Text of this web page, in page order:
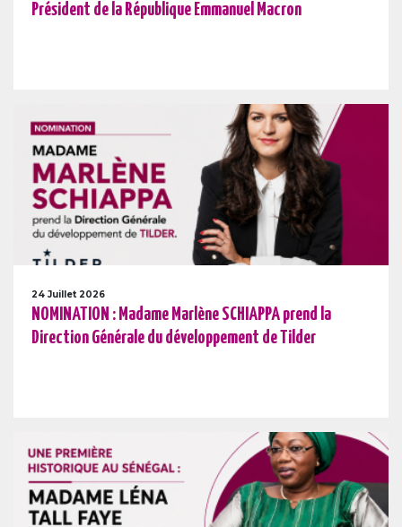
Président de la République Emmanuel Macron
24 Juillet 2026
NOMINATION : Madame Marlène SCHIAPPA prend la
Direction Générale du développement de Tilder